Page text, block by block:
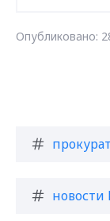
Опубликовано:
новости